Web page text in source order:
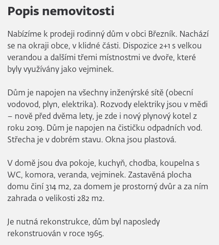
Popis nemovitosti
Nabízíme k prodeji rodinný dům v obci Březník. Nachází
se na okraji obce, v klidné části. Dispozice 2+1 s velkou
verandou a dalšími třemi místnostmi ve dvoře, které
byly využívány jako vejminek.
Dům je napojen na všechny inženýrské sítě (obecní
vodovod, plyn, elektrika). Rozvody elektriky jsou v mědi
– nově před dvěma lety, je zde i nový plynový kotel z
roku 2019. Dům je napojen na čističku odpadních vod.
Střecha je v dobrém stavu. Okna jsou plastová.
V domě jsou dva pokoje, kuchyň, chodba, koupelna s
WC, komora, veranda, vejminek. Zastavěná plocha
domu činí 314 m2, za domem je prostorný dvůr a za ním
zahrada o velikosti 282 m2.
Je nutná rekonstrukce, dům byl naposledy
rekonstruován v roce 1965.